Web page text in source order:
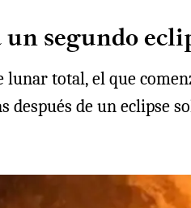
segundo
total, el que
de un eclipse